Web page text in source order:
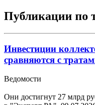
Публикации по
Инвестиции
сравняются с
Ведомости
Они достигнут 27 млрд